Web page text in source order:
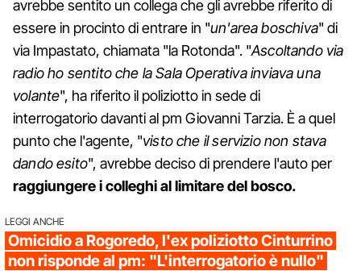
avrebbe sentito un collega che gli avrebbe riferito di
essere in procinto di entrare in "un'area boschiva" di
via Impastato, chiamata "la Rotonda". "Ascoltando via
radio ho sentito che la Sala Operativa inviava una
volante", ha riferito il poliziotto in sede di
interrogatorio davanti al pm Giovanni Tarzia. È a quel
punto che l'agente, "visto che il servizio non stava
dando esito", avrebbe deciso di prendere l'auto per
raggiungere i colleghi al limitare del bosco.
LEGGI ANCHE
Omicidio a Rogoredo, l'ex poliziotto Cinturrino
non risponde al pm: "L'interrogatorio è nullo"